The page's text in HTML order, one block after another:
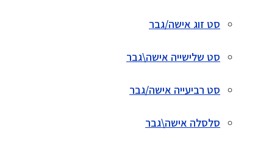
סט זוג אישה/גבר
סט שלישייה אישה\גבר
סט רביעייה אישה/גבר
סלסלה אישה\גבר